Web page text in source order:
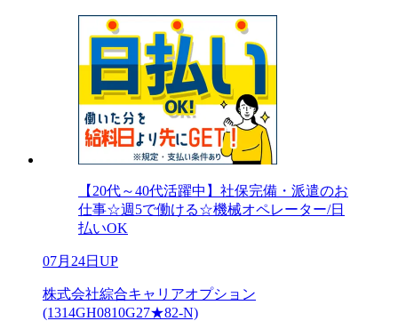
【20代～40代活躍中】社保完備・派遣のお
仕事☆週5で働ける☆機械オペレーター/日
払いOK
07月24日UP
株式会社綜合キャリアオプション
(1314GH0810G27★82-N)